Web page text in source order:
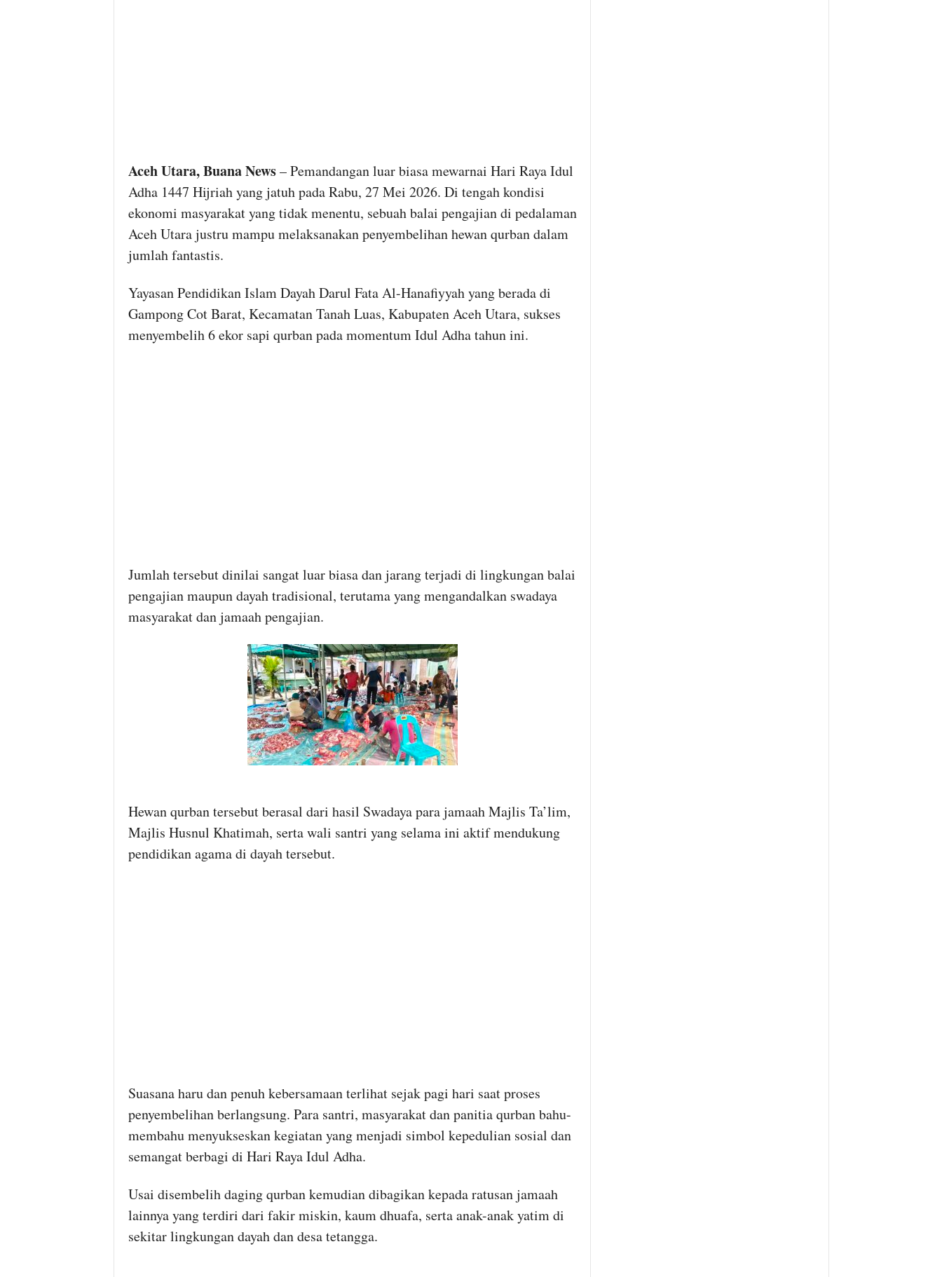
Aceh Utara, Buana News– Pemandangan luar biasa mewarnai Hari Raya Idul
Adha 1447 Hijriah yang jatuh pada Rabu, 27 Mei 2026. Di tengah kondisi
ekonomi masyarakat yang tidak menentu, sebuah balai pengajian di pedalaman
Aceh Utara justru mampu melaksanakan penyembelihan hewan qurban dalam
jumlah fantastis.
Yayasan Pendidikan Islam Dayah Darul Fata Al-Hanafiyyah yang berada di
Gampong Cot Barat, Kecamatan Tanah Luas, Kabupaten Aceh Utara, sukses
menyembelih 6 ekor sapi qurban pada momentum Idul Adha tahun ini.
Jumlah tersebut dinilai sangat luar biasa dan jarang terjadi di lingkungan balai
pengajian maupun dayah tradisional, terutama yang mengandalkan swadaya
masyarakat dan jamaah pengajian.
Hewan qurban tersebut berasal dari hasil Swadaya para jamaah Majlis Ta’lim,
Majlis Husnul Khatimah, serta wali santri yang selama ini aktif mendukung
pendidikan agama di dayah tersebut.
Suasana haru dan penuh kebersamaan terlihat sejak pagi hari saat proses
penyembelihan berlangsung. Para santri, masyarakat dan panitia qurban bahu-
membahu menyukseskan kegiatan yang menjadi simbol kepedulian sosial dan
semangat berbagi di Hari Raya Idul Adha.
Usai disembelih daging qurban kemudian dibagikan kepada ratusan jamaah
lainnya yang terdiri dari fakir miskin, kaum dhuafa, serta anak-anak yatim di
sekitar lingkungan dayah dan desa tetangga.